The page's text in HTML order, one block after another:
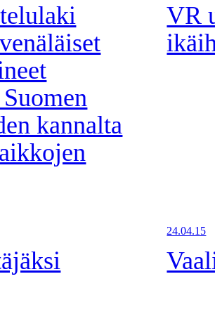
kannalta
VR
24.04.15